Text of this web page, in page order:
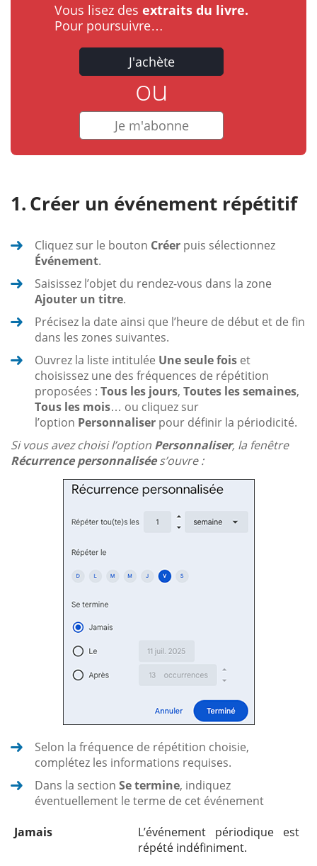
Vous lisez des extraits du livre.
Pour poursuivre…
J'achète
ou
Je m'abonne
Créer un événement répétitif
Cliquez sur le bouton Créer puis sélectionnez
Événement.
Saisissez l’objet du rendez-vous dans la zone
Ajouter un titre.
Précisez la date ainsi que l’heure de début et de fin
dans les zones suivantes.
Ouvrez la liste intitulée Une seule fois et
choisissez une des fréquences de répétition
proposées : Tous les jours, Toutes les semaines,
Tous les mois… ou cliquez sur
l’option Personnaliser pour définir la périodicité.
Si vous avez choisi l’option Personnaliser, la fenêtre
Récurrence personnalisées’ouvre :
Selon la fréquence de répétition choisie,
complétez les informations requises.
Dans la section Se termine, indiquez
éventuellement le terme de cet événement
Jamais
L’événement périodique est
répété indéfiniment.